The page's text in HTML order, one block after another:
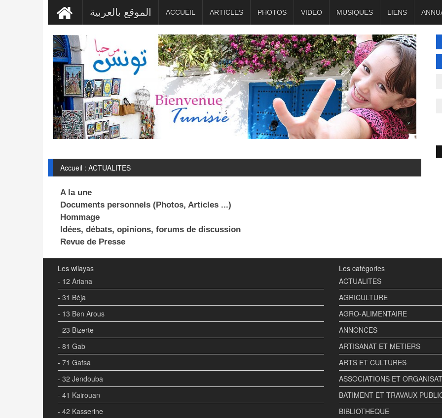
الموقع بالعربية ACCUEIL ARTICLES PHOTOS VIDEO MUSIQUES LIENS
Accueil : ACTUALITES
A la une
Documents personnels (Photos, Articles ...)
Hommage
Idées, débats, opinions, forums de discussion
Revue de Presse
Les wilayas
- 12 Ariana
- 31 Béja
- 13 Ben Arous
- 23 Bizerte
- 81 Gab
- 71 Gafsa
- 32 Jendouba
- 41 Kairouan
- 42 Kasserine
Les catégories
ACTUALITES
AGRICULTURE
AGRO-ALIMENTAIRE
ANNONCES
ARTISANAT ET METIERS
ARTS ET CULTURES
ASSOCIATIONS ET
BATIMENT ET TRAVAUX
BIBLIOTHEQUE